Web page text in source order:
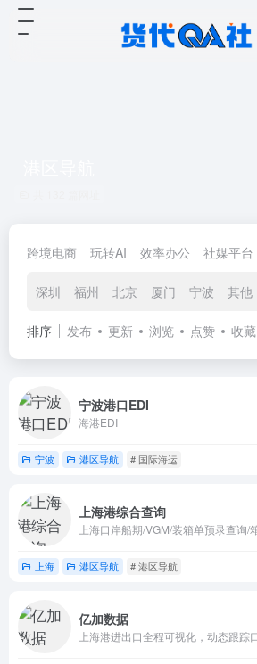
跨境电商 玩转AI 效率办公 社媒平台
深圳 福州 北京 厦门 宁波 其他
排序 发布 更新 浏览 点赞 收藏
宁波港口EDI
海港EDI
宁波 港区导航 # 国际海运
上海港综合查询
上海 港区导航 # 港区导航
亿加数据